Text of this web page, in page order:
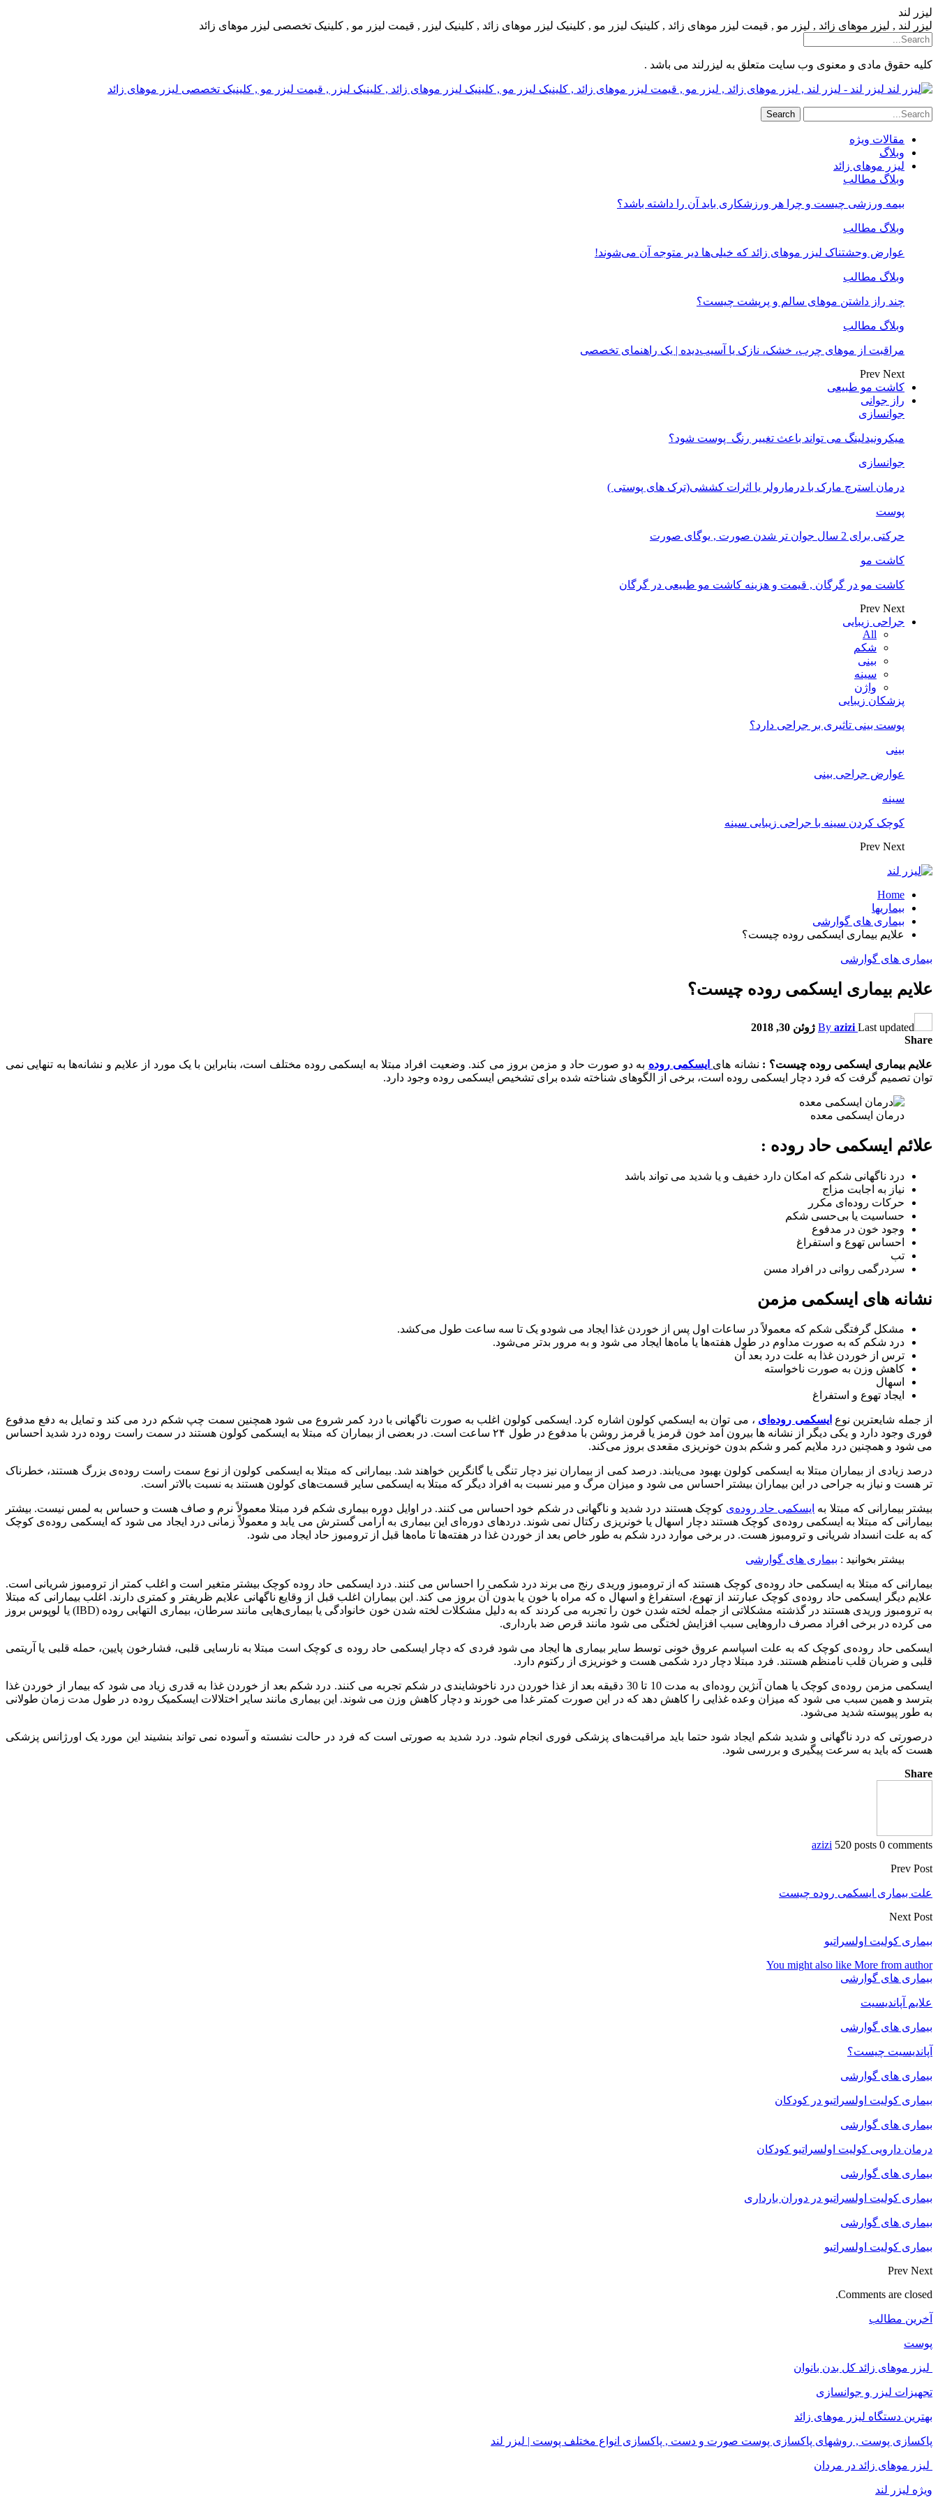
لیزر لند
لیزر لند , لیزر موهای زائد , لیزر مو , قیمت لیزر موهای زائد , کلینیک لیزر مو , کلینیک لیزر موهای زائد , کلینیک لیزر , قیمت لیزر مو , کلینیک تخصصی لیزر موهای زائد
کلیه حقوق مادی و معنوی وب سایت متعلق به لیزرلند می باشد .
لیزر لند - لیزر لند , لیزر موهای زائد , لیزر مو , قیمت لیزر موهای زائد , کلینیک لیزر مو , کلینیک لیزر موهای زائد , کلینیک لیزر , قیمت لیزر مو , کلینیک تخصصی لیزر موهای زائد
مقالات ویژه
وبلاگ
لیزر موهای زائد
وبلاگ مطالب
بیمه ورزشی چیست و چرا هر ورزشکاری باید آن را داشته باشد؟
وبلاگ مطالب
عوارض وحشتناک لیزر موهای زائد که خیلی‌ها دیر متوجه آن می‌شوند!
وبلاگ مطالب
چند راز داشتن موهای سالم و پرپشت چیست؟
وبلاگ مطالب
مراقبت از موهای چرب، خشک، نازک یا آسیب‌دیده | یک راهنمای تخصصی
Prev Next
کاشت مو طبیعی
راز جوانی
جوانسازی
میکرونیدلینگ می تواند باعث تغییر رنگ ‍ پوست شود؟
جوانسازی
درمان استرچ مارک با درمارولر یا اثرات کششی(ترک های پوستی )
پوست
حرکتی برای 2 سال جوان تر شدن صورت , یوگای صورت
کاشت مو
کاشت مو در گرگان , قیمت و هزینه کاشت مو طبیعی در گرگان
Prev Next
جراحی زیبایی
All
شکم
بینی
سینه
واژن
پزشکان زیبایی
پوست بینی تاثیری بر جراحی دارد؟
بینی
عوارض جراحی بینی
سینه
کوچک کردن سینه با جراحی زیبایی سینه
Prev Next
Home
بیماریها
بیماری های گوارشی
علایم بیماری ایسکمی روده چیست؟
بیماری های گوارشی
علایم بیماری ایسکمی روده چیست؟
By azizi Last updated
ژوئن 30, 2018
Share
علایم بیماری ایسکمی روده چیست؟ : نشانه های ایسکمی روده به دو صورت حاد و مزمن بروز می کند. وضعیت افراد مبتلا به ایسکمی روده مختلف است، بنابراین با یک مورد از علایم و نشانه‌ها به تنهایی نمی
توان تصمیم گرفت که فرد دچار ایسکمی روده است، برخی از الگوهای شناخته شده برای تشخیص ایسکمی روده وجود دارد.
درمان ایسکمی معده
علائم ایسکمی حاد روده :
درد ناگهانی شکم که امکان دارد خفیف و یا شدید می تواند باشد
نیاز به اجابت مزاج
حرکات روده‌ای مکرر
حساسیت یا بی‌حسی شکم
وجود خون در مدفوع
احساس تهوع و استفراغ
تب
سردرگمی روانی در افراد مسن
نشانه های ایسکمی مزمن
مشکل گرفتگی شکم که معمولاً در ساعات اول پس از خوردن غذا ایجاد می شودو یک تا سه ساعت طول می‌کشد.
درد شکم که به صورت مداوم در طول هفته‌ها یا ماه‌ها ایجاد می شود و به مرور بدتر می‌شود.
ترس از خوردن غذا به علت درد بعد آن
کاهش وزن به صورت ناخواسته
اسهال
ایجاد تهوع و استفراغ
از جمله شايعترين نوع ايسکمی روده‌ای ، می توان به ايسکمي کولون اشاره کرد. ایسکمی کولون اغلب به صورت ناگهانی با درد کمر شروع می شود همچنین سمت چپ شکم درد می کند و تمایل به دفع مدفوع
فوری وجود دارد و یکی دیگر از نشانه ها بیرون آمد خون قرمز یا قرمز روشن با مدفوع در طول ۲۴ ساعت است. در بعضی از بیماران که مبتلا به ایسکمی کولون هستند در سمت راست روده درد شدید احساس
می شود و همچنین درد ملایم کمر و شکم بدون خونریزی مقعدی بروز می‌کند.
درصد زیادی از بیماران مبتلا به ایسکمی کولون بهبود می‌یابند. درصد کمی از بیماران نیز دچار تنگی یا گانگرین خواهند شد. بیمارانی که مبتلا به ایسکمی کولون از نوع سمت راست روده‌ی بزرگ هستند، خطرناک
تر هست و نیاز به جراحی در این بیماران بیشتر احساس می شود و میزان مرگ و میر نسبت به افراد دیگر که مبتلا به ایسکمی سایر قسمت‌های کولون هستند به نسبت بالاتر است.
بیشتر بیمارانی که مبتلا به ایسکمی حاد روده‌ی کوچک هستند درد شدید و ناگهانی در شکم خود احساس می کنند. در اوایل دوره بیماری شکم فرد مبتلا معمولاً نرم و صاف هست و حساس به لمس نیست. بیشتر
بیمارانی که مبتلا به ایسکمی روده‌ی کوچک هستند دچار اسهال یا خونریزی رکتال نمی شوند. دردهای دوره‌ای این بیماری به آرامی گسترش می یابد و معمولاً زمانی درد ایجاد می شود که ایسکمی روده‌ی کوچک
که به علت انسداد شریانی و ترومبوز هست. در برخی موارد درد شکم به طور خاص بعد از خوردن غذا در هفته‌ها تا ماه‌ها قبل از ترومبوز حاد ایجاد می شود.
بیشتر بخوانید : بیماری های گوارشی
بیمارانی که مبتلا به ایسکمی حاد روده‌ی کوچک هستند که از ترومبوز وریدی رنج می برند درد شکمی را احساس می کنند. درد ایسکمی حاد روده کوچک بیشتر متغیر است و اغلب کمتر از ترومبوز شریانی است.
علایم دیگر ایسکمی حاد روده‌ی کوچک عبارتند از تهوع، استفراغ و اسهال ه که مراه با خون یا بدون آن بروز می کند. این بیماران اغلب قبل از وقایع ناگهانی علایم ظریفتر و کمتری دارند. اغلب بیمارانی که مبتلا
به ترومبوز وریدی هستند در گذشته مشکلاتی از جمله لخته شدن خون را تجربه می کردند که به دلیل مشکلات لخته شدن خون خانوادگی یا بیماری‌هایی مانند سرطان، بیماری التهابی روده (IBD) یا لوپوس بروز
می کرده در برخی افراد مصرف داروهایی سبب افزایش لختگی می شود مانند قرص ضد بارداری.
ایسکمی حاد روده‌ی کوچک که به علت اسپاسم عروق خونی توسط سایر بیماری‌ ها ایجاد می شود فردی که دچار ایسکمی حاد روده ی کوچک است مبتلا به نارسایی قلبی، فشارخون پایین، حمله قلبی یا آریتمی
قلبی و ضربان قلب نامنظم هستند. فرد مبتلا دچار درد شکمی هست و خونریزی از رکتوم دارد.
ایسکمی مزمن روده‌ی کوچک یا همان آنژین روده‌ای به مدت 10 تا 30 دقیقه بعد از غذا خوردن درد ناخوشایندی در شکم تجربه می کنند. درد شکم بعد از خوردن غذا به قدری زیاد می شود که بیمار از خوردن غذا
بترسد و همین سبب می شود که میزان وعده غذایی را کاهش دهد که در این صورت کمتر غدا می خورند و دچار کاهش وزن می شوند. این بیماری مانند سایر اختلالات ایسکمیک روده در طول مدت زمان طولانی
به طور پیوسته شدید می‌شود.
درصورتی که درد ناگهانی و شدید شکم ایجاد شود حتما باید مراقبت‌های پزشکی فوری انجام شود. درد شدید به صورتی است که فرد در حالت نشسته و آسوده نمی تواند بنشیند این مورد یک اورژانس پزشکی
هست که باید به سرعت پیگیری و بررسی شود.
Share
azizi 520 posts 0 comments
Prev Post
علت بیماری ایسکمی روده چیست
Next Post
بیماری کولیت اولسراتیو
You might also like More from author
بیماری های گوارشی
علایم آپاندیسیت
بیماری های گوارشی
آپاندیسیت چیست؟
بیماری های گوارشی
بیماری کولیت اولسراتیو در کودکان
بیماری های گوارشی
درمان دارویی کولیت اولسراتیو کودکان
بیماری های گوارشی
بیماری کولیت اولسراتیو در دوران بارداری
بیماری های گوارشی
بیماری کولیت اولسراتیو
Prev Next
Comments are closed.
آخرین مطالب
پوست
لیزر موهای زائد کل بدن بانوان
تجهیزات لیزر و جوانسازی
بهترین دستگاه لیزر موهای زائد
پاکسازی پوست , روشهای پاکسازی پوست صورت و دست , پاکسازی انواع مختلف پوست | لیزر لند
لیزر موهای زائد در مردان
ویژه لیزر لند